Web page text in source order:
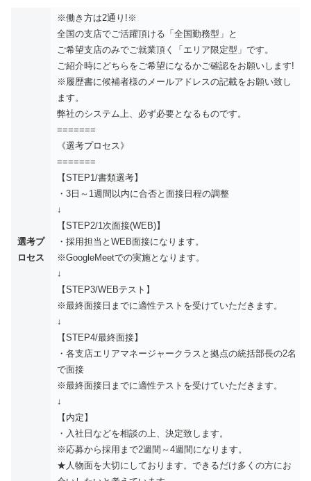
選考プ
ロセス
※働き方は2通り!※
全国の支店でご活躍頂ける「全国勤務型」と
ご希望支店のみでご就業頂く「エリア限定型」です。
ご紹介時にどちらをご希望になるかご確認をお願いします!
※履歴書に候補者様のメールアドレスの記載をお願い致し
ます。
弊社のシステム上、必ず必要となるものです。
=======
《選考プロセス》
=======
【STEP1/書類選考】
・3日～1週間以内に合否と面接日程の調整
↓
【STEP2/1次面接(WEB)】
・採用担当とWEB面接になります。
※GoogleMeetでの実施となります。
↓
【STEP3/WEBテスト】
※最終面接日までに適性テストを受けていただきます。
↓
【STEP4/最終面接】
・各支店エリアマネージャークラスと拠点の統括部長の2名
で面接
※最終面接日までに適性テストを受けていただきます。
↓
【内定】
・入社日などを相談の上、決定致します。
※応募から採用まで2週間～4週間になります。
★人物面を大切にしております。できるだけ多くの方にお